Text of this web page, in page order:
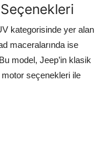
kategorisinde yer alan
maceralarında ise
model, Jeep’in klasik
seçenekleri ile